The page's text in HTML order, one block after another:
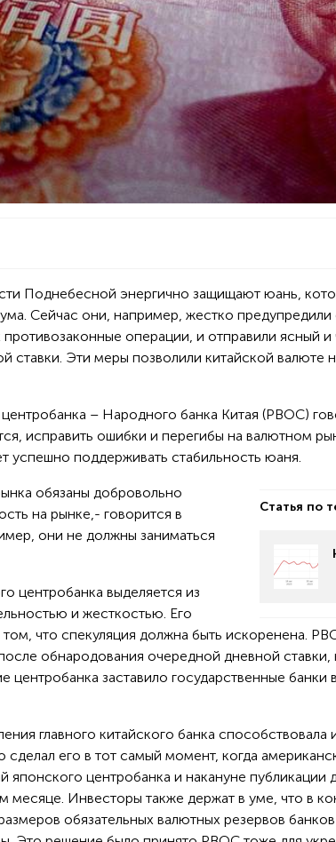
Поднебесной энергично защищают юань,
Сейчас они, например, жестко предупредили
противозаконные операции, и отправили ясный
ставки. Эти меры позволили китайской валюте
центробанка – Народного банка Китая (РВОС)
исправить ошибки и перегибы на валютном
успешно поддерживать стабильность юаня.
Статья по
обязаны добровольно
на рынке,- говорится в
они не должны заниматься
центробанка выделяется из
и жесткостью. Его
что спекуляция должна быть искоренена.
обнародования очередной дневной ставки,
заставило государственные банки
главного китайского банка
сделал его в тот самый момент, когда
японского центробанка и накануне публикации
Инвесторы также держат в уме, что в
обязательных валютных резервов